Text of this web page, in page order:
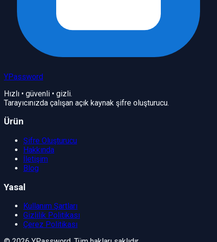
YPassword
Hızlı • güvenli • gizli.
Tarayıcınızda çalışan açık kaynak şifre oluşturucu.
Ürün
Şifre Oluşturucu
Hakkında
İletişim
Blog
Yasal
Kullanım Şartları
Gizlilik Politikası
Çerez Politikası